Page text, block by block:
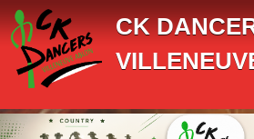
CK
Panneau de gestion des cookies